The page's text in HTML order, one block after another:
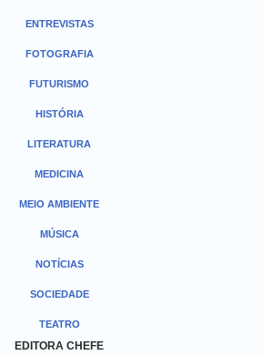
ENTREVISTAS
FOTOGRAFIA
FUTURISMO
HISTÓRIA
LITERATURA
MEDICINA
MEIO AMBIENTE
MÚSICA
NOTÍCIAS
SOCIEDADE
TEATRO
EDITORA CHEFE